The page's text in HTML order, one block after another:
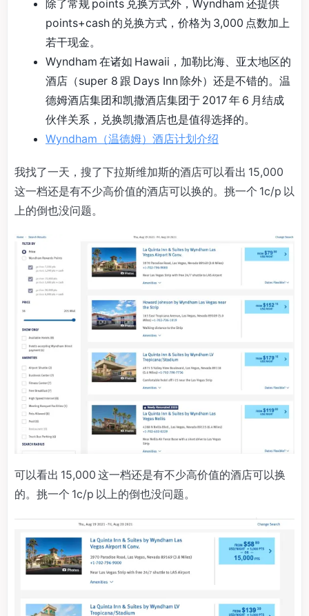
除了常规 points 兑换方式外，Wyndham 还提供
points+cash 的兑换方式，价格为 3,000 点数加上
若干现金。
Wyndham 在诸如 Hawaii，加勒比海、亚太地区的
酒店（super 8 跟 Days Inn 除外）还是不错的。温
德姆酒店集团和凯撒酒店集团于 2017 年 6 月结成
伙伴关系，兑换凯撒酒店也是值得选择的。
Wyndham（温德姆）酒店计划介绍
我找了一天，搜了下拉斯维加斯的酒店可以看出 15,000
这一档还是有不少高价值的酒店可以换的。挑一个 1c/p 以
上的倒也没问题。
可以看出 15,000 这一档还是有不少高价值的酒店可以换
的。挑一个 1c/p 以上的倒也没问题。